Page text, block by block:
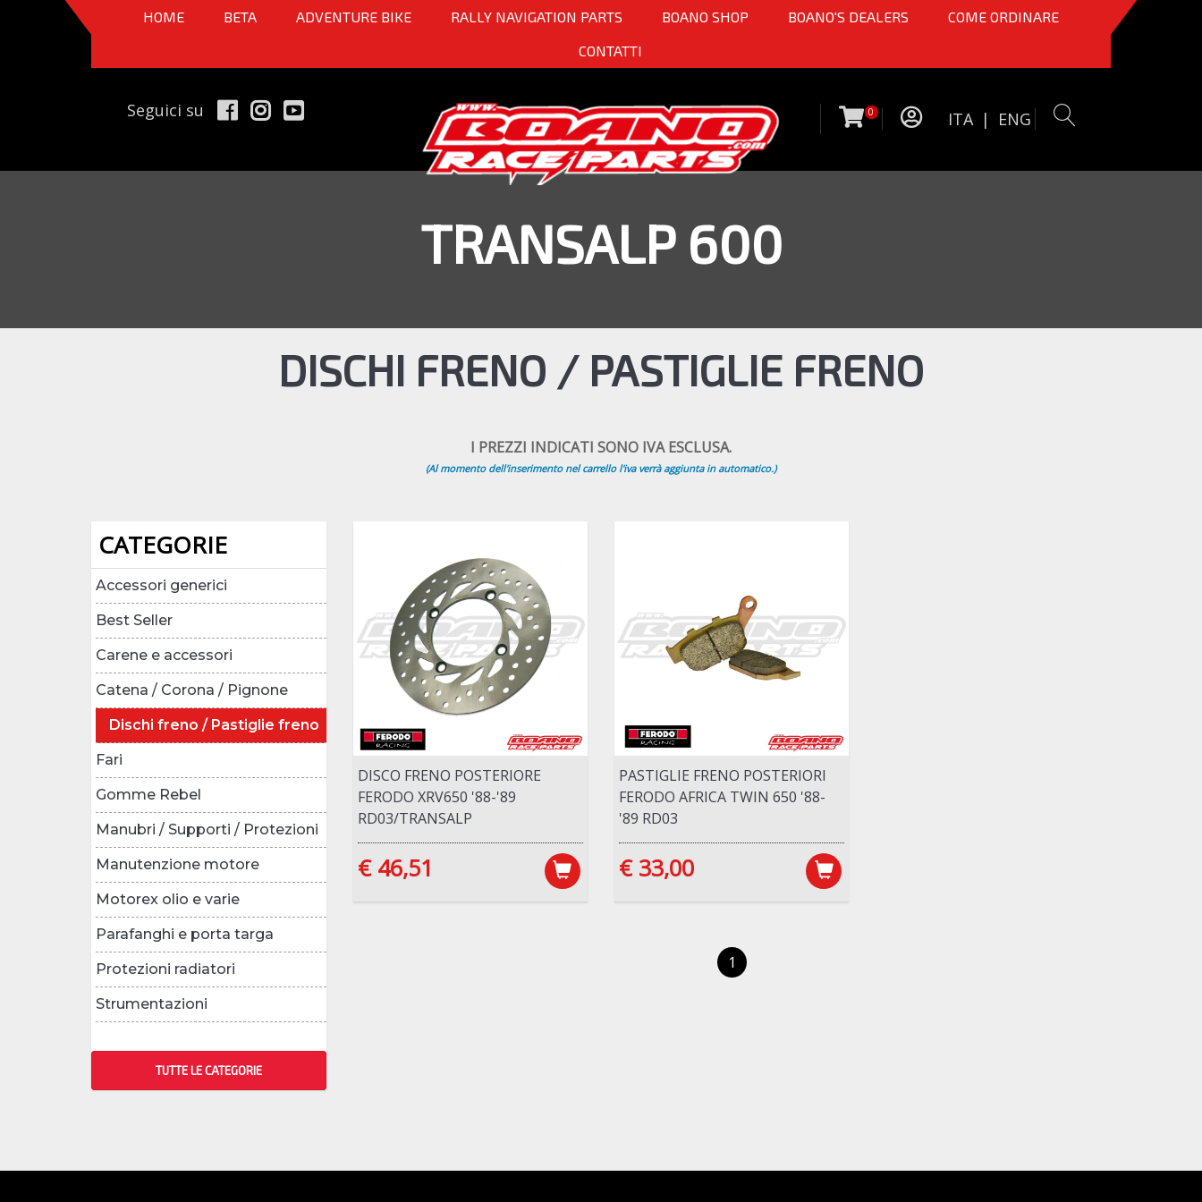
HOME BETA ADVENTURE BIKE RALLY NAVIGATION PARTS BOANO SHOP BOANO'S DEALERS
COME ORDINARE
CONTATTI
Seguici su 0 ITA | ENG
TRANSALP 600
DISCHI FRENO / PASTIGLIE FRENO
I PREZZI INDICATI SONO IVA ESCLUSA.
(Al momento dell'inserimento nel carrello l'iva verrà aggiunta in automatico.)
CATEGORIE
Accessori generici
Best Seller
Carene e accessori
Catena / Corona / Pignone
Dischi freno / Pastiglie freno
Fari
Gomme Rebel
Manubri / Supporti / Protezioni
Manutenzione motore
Motorex olio e varie
Parafanghi e porta targa
Protezioni radiatori
Strumentazioni
TUTTE LE CATEGORIE
DISCO FRENO POSTERIORE
FERODO XRV650 '88-'89
RD03/TRANSALP
€ 46,51
PASTIGLIE FRENO POSTERIORI
FERODO AFRICA TWIN 650 '88-
'89 RD03
€ 33,00
1